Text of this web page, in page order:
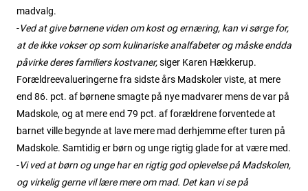
madvalg.
-Ved at give børnene viden om kost og ernæring, kan vi sørge for,
at de ikke vokser op som kulinariske analfabeter og måske endda
påvirke deres familiers kostvaner,siger Karen Hækkerup.
Forældreevalueringerne fra sidste års Madskoler viste, at mere
end 86. pct. af børnene smagte på nye madvarer mens de var på
Madskole, og at mere end 79 pct. af forældrene forventede at
barnet ville begynde at lave mere mad derhjemme efter turen på
Madskole. Samtidig er børn og unge rigtig glade for at være med.
-Vi ved at børn og unge har en rigtig god oplevelse på Madskolen,
og virkelig gerne vil lære mere om mad. Det kan vi se på